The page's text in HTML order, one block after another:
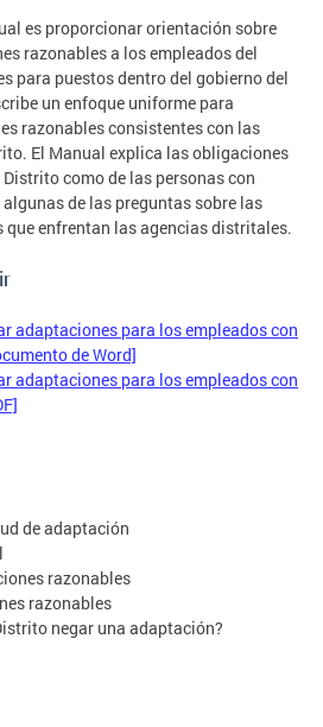
es proporcionar orientación sobre
razonables a los empleados del
para puestos dentro del gobierno del
un enfoque uniforme para
razonables consistentes con las
El Manual explica las obligaciones
como de las personas con
de las preguntas sobre las
enfrentan las agencias distritales.
adaptaciones para los empleados con
de Word]
adaptaciones para los empleados con
de adaptación
razonables
razonables
negar una adaptación?